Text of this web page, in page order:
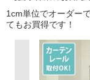
1cm単位でオーダー
てもお買得です！